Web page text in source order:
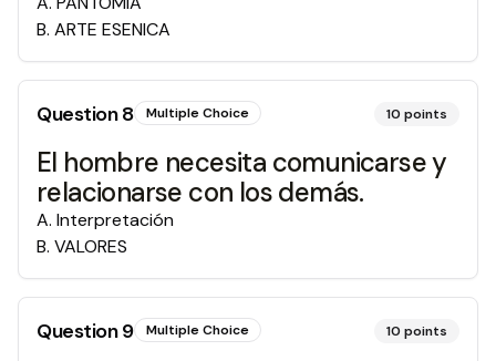
B. ARTE ESENICA
Question8 Multiple Choice 10 points
El hombre necesita comunicarse y
relacionarse con los demás.
A. Interpretación
B. VALORES
Question9 Multiple Choice 10 points